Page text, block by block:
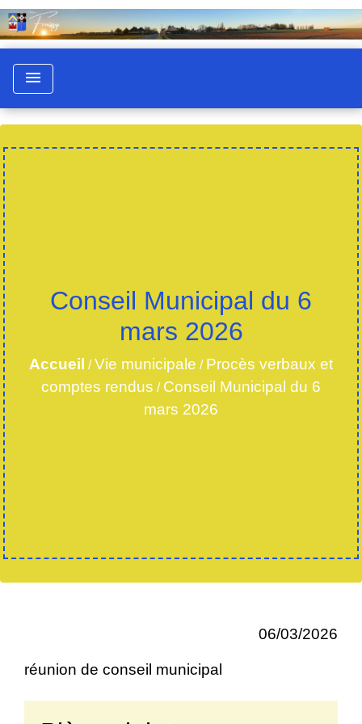
menu
Conseil Municipal du 6
mars 2026
Accueil /Vie municipale / Procès verbaux et
comptes rendus / Conseil Municipal du 6
mars 2026
06/03/2026
réunion de conseil municipal